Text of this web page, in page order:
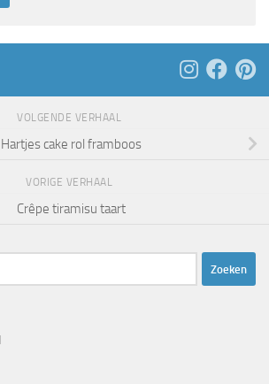
VOLGENDE VERHAAL
Hartjes cake rol framboos
VORIGE VERHAAL
Crêpe tiramisu taart